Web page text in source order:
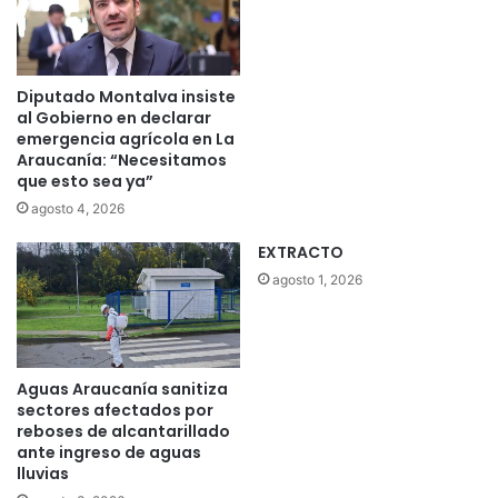
Diputado Montalva insiste
al Gobierno en declarar
emergencia agrícola en La
Araucanía: “Necesitamos
que esto sea ya”
agosto 4, 2026
Aguas Araucanía sanitiza
sectores afectados por
reboses de alcantarillado
ante ingreso de aguas
lluvias
EXTRACTO
agosto 1, 2026